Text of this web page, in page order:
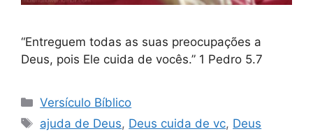
“Entreguem todas as suas preocupações a
Deus, pois Ele cuida de vocês.” 1 Pedro 5.7
Categorias
Versículo Bíblico
Tags
ajuda de Deus, Deus cuida de vc, Deus